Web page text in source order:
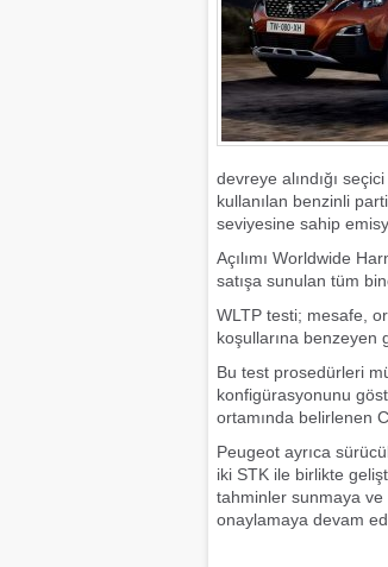
devreye alındığı
kullanılan benzinli
seviyesine sahip
Açılımı Worldwide
satışa sunulan tüm
WLTP testi; mesafe,
koşullarına benzeyen
Bu test prosedürleri
konfigürasyonunu
ortamında belirlenen
Peugeot ayrıca
iki STK ile birlikte
tahminler sunmaya ve
onaylamaya devam